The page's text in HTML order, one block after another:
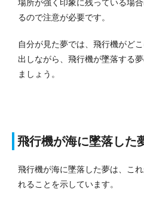
場所が強く印象に残っている場
るので注意が必要です。
自分が見た夢では、飛行機がど
出しながら、飛行機が墜落する
ましょう。
飛行機が海に墜落した
飛行機が海に墜落した夢は、こ
れることを示しています。